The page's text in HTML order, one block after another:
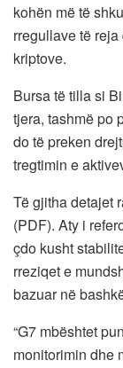
kohën më të
rregullave të
kriptove.
Bursa të tilla si
tjera, tashmë po
do të preken
tregtimin e
Të gjitha detajet
(PDF). Aty i
çdo kusht
rreziqet e
bazuar në
“G7 mbështet
monitorimin dhe